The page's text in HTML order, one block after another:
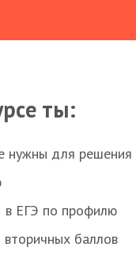
ты:
нужны для
в ЕГЭ по профилю
вторичных баллов